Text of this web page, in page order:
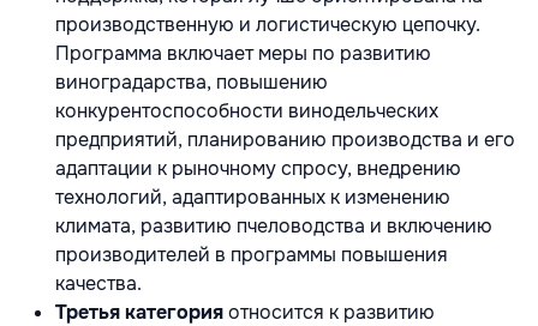
производственную и логистическую цепочку.
Программа включает меры по развитию
виноградарства, повышению
конкурентоспособности винодельческих
предприятий, планированию производства и его
адаптации к рыночному спросу, внедрению
технологий, адаптированных к изменению
климата, развитию пчеловодства и включению
производителей в программы повышения
качества.
Третья категорияотносится к развитию